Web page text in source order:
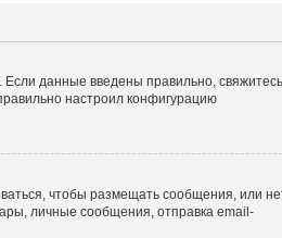
данные введены правильно,
настроил конфигурацию
чтобы размещать сообщения, или
личные сообщения, отправка email-